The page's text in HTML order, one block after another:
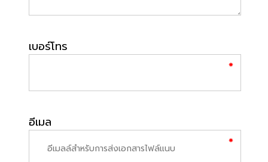
เบอร์โทร
อีเมล